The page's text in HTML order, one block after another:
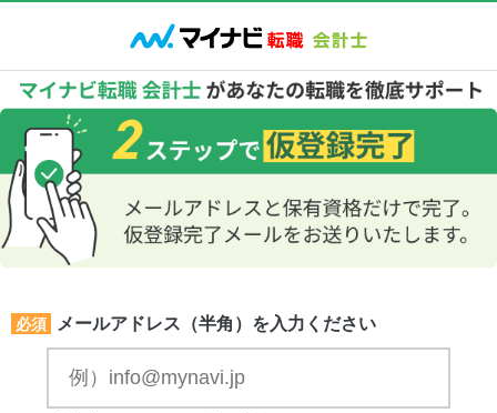
必須 メールアドレス（半角）を入力ください